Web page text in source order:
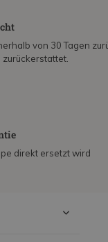
von 30 Tagen
zurückerstattet.
direkt ersetzt wird